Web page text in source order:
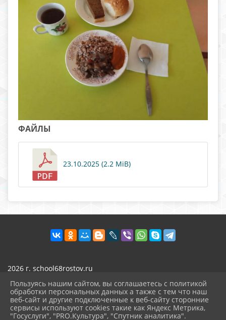
ФАЙЛЫ
23.10.2025 (2.2 MiB)
2026 г. school68rostov.ru
Карта сайта
Политика обработки персональных данных
Сделано на KubCMS
Пользуясь нашим сайтом, вы соглашаетесь с политикой
обработки персональных данных а также с тем что наш
веб-сайт и другие подключенные к веб-сайту сторонние
сервисы используют cookies такие как Яндекс Метрика,
"Госуслуги", "PRO.Культура", "Спутник аналитика".